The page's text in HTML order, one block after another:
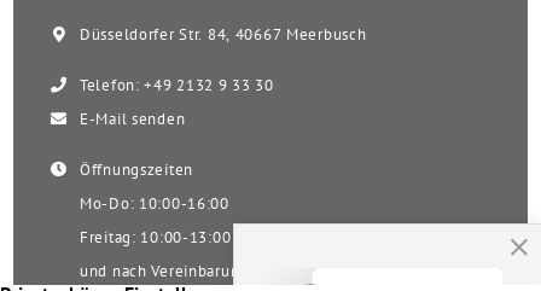
Düsseldorfer Str. 84, 40667 Meerbusch
Telefon: +49 2132 9 33 30
E-Mail senden
Öffnungszeiten
Mo-Do: 10:00-16:00
Freitag: 10:00-13:00
und nach Vereinbarung